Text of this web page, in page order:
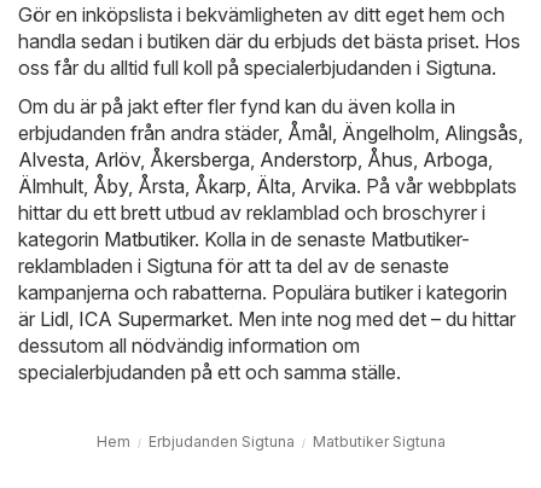
Gör en inköpslista i bekvämligheten av ditt eget hem och
handla sedan i butiken där du erbjuds det bästa priset. Hos
oss får du alltid full koll på specialerbjudanden i Sigtuna.
Om du är på jakt efter fler fynd kan du även kolla in
erbjudanden från andra städer, Åmål, Ängelholm, Alingsås,
Alvesta, Arlöv, Åkersberga, Anderstorp, Åhus, Arboga,
Älmhult, Åby, Årsta, Åkarp, Älta, Arvika. På vår webbplats
hittar du ett brett utbud av reklamblad och broschyrer i
kategorin Matbutiker. Kolla in de senaste Matbutiker-
reklambladen i Sigtuna för att ta del av de senaste
kampanjerna och rabatterna. Populära butiker i kategorin
är Lidl, ICA Supermarket. Men inte nog med det – du hittar
dessutom all nödvändig information om
specialerbjudanden på ett och samma ställe.
Hem Erbjudanden Sigtuna Matbutiker Sigtuna